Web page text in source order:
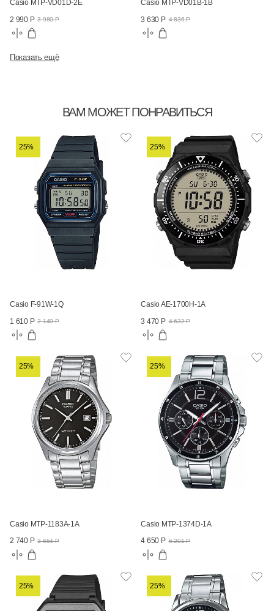
Casio MTP-VD01D-2E
2 990 Р 3 980 Р
Casio MTP-VD01B-1B
3 630 Р 4 836 Р
Показать ещё
ВАМ МОЖЕТ ПОНРАВИТЬСЯ
25%
Casio F-91W-1Q
1 610 Р 2 140 Р
25%
Casio AE-1700H-1A
3 470 Р 4 632 Р
25%
Casio MTP-1183A-1A
2 740 Р 3 654 Р
25%
Casio MTP-1374D-1A
4 650 Р 6 201 Р
25% 25%